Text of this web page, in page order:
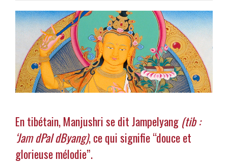
En tibétain, Manjushri se dit Jampelyang (tib :
‘Jam dPal dByang), ce qui signifie “douce et
glorieuse mélodie”.